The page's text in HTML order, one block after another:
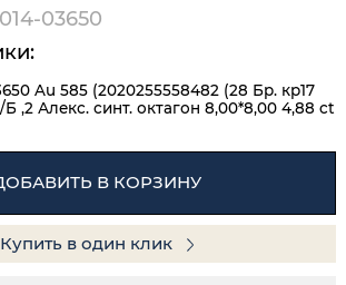
03650
Au 585 (2020255558482 (28 Бр. кр17
,2 Алекс. синт. октагон 8,00*8,00 4,88 ct
В КОРЗИНУ
Купить в один клик